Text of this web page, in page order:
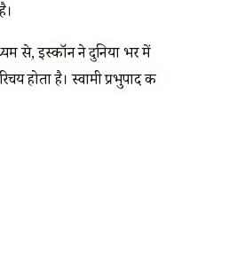
से, इस्कॉन ने दुनिया भर में
होता है। स्वामी प्रभुपाद की